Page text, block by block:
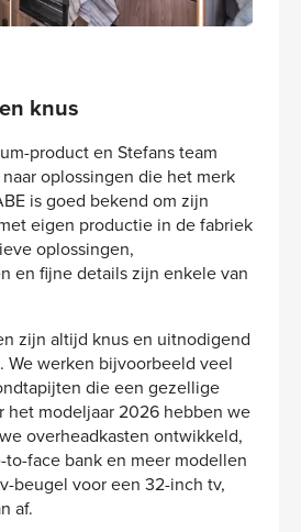
knus
product en Stefans team
oplossingen die het merk
is goed bekend om zijn
eigen productie in de fabriek
oplossingen,
en fijne details zijn enkele van
zijn altijd knus en uitnodigend
We werken bijvoorbeeld veel
die een gezellige
het modeljaar 2026 hebben we
overheadkasten ontwikkeld,
face bank en meer modellen
beugel voor een 32-inch tv,
af.